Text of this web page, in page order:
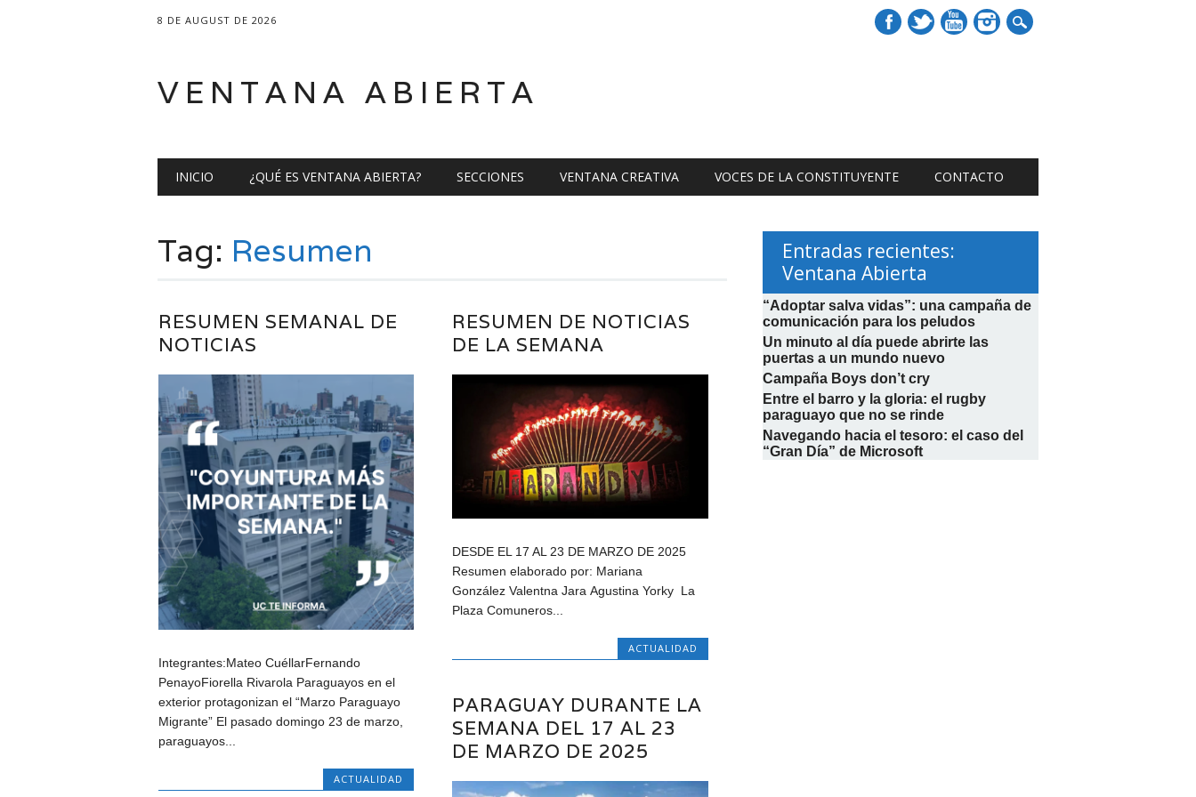
8 DE AUGUST DE 2026
VENTANA ABIERTA
Main menu
INICIO ¿QUÉ ES VENTANA ABIERTA? SECCIONES VENTANA CREATIVA VOCES DE LA CONSTITUYENTE CONTACTO
Tag: Resumen
RESUMEN SEMANAL DE
NOTICIAS
Integrantes:Mateo CuéllarFernando
PenayoFiorella Rivarola Paraguayos en el
exterior protagonizan el “Marzo Paraguayo
Migrante” El pasado domingo 23 de marzo,
paraguayos...
ACTUALIDAD
RESUMEN DE NOTICIAS
DE LA SEMANA
DESDE EL 17 AL 23 DE MARZO DE 2025
Resumen elaborado por: Mariana
González Valentna Jara Agustina Yorky La
Plaza Comuneros...
ACTUALIDAD
PARAGUAY DURANTE LA
SEMANA DEL 17 AL 23
DE MARZO DE 2025
Entradas recientes:
Ventana Abierta
“Adoptar salva vidas”: una campaña de
comunicación para los peludos
Un minuto al día puede abrirte las
puertas a un mundo nuevo
Campaña Boys don’t cry
Entre el barro y la gloria: el rugby
paraguayo que no se rinde
Navegando hacia el tesoro: el caso del
“Gran Día” de Microsoft